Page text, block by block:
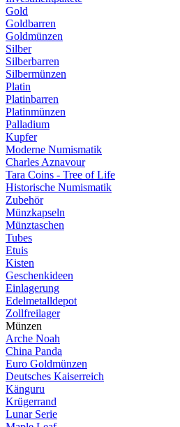
Gold
Goldbarren
Goldmünzen
Silber
Silberbarren
Silbermünzen
Platin
Platinbarren
Platinmünzen
Palladium
Kupfer
Moderne Numismatik
Charles Aznavour
Tara Coins - Tree of Life
Historische Numismatik
Zubehör
Münzkapseln
Münztaschen
Tubes
Etuis
Kisten
Geschenkideen
Einlagerung
Edelmetalldepot
Zollfreilager
Münzen
Arche Noah
China Panda
Euro Goldmünzen
Deutsches Kaiserreich
Känguru
Krügerrand
Lunar Serie